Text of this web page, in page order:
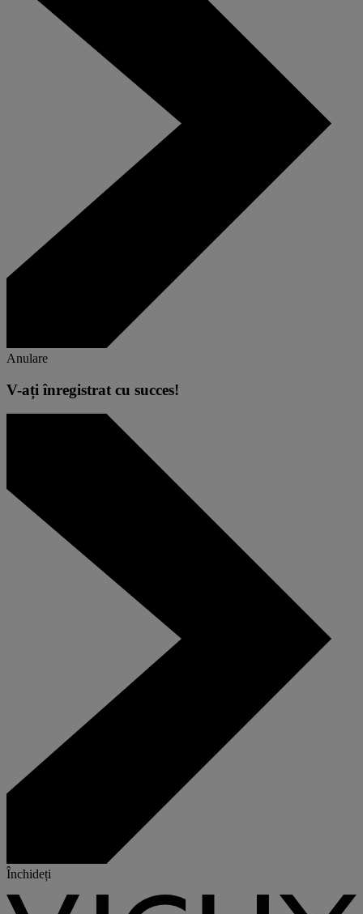
Anulare
V-ați înregistrat cu succes!
Închideți